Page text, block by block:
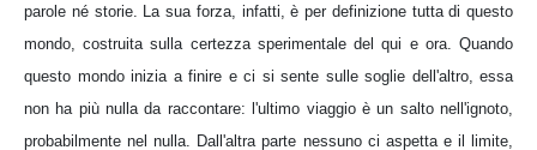
parole né storie. La sua forza, infatti, è per definizione tutta di questo
mondo, costruita sulla certezza sperimentale del qui e ora. Quando
questo mondo inizia a finire e ci si sente sulle soglie dell'altro, essa
non ha più nulla da raccontare: l'ultimo viaggio è un salto nell'ignoto,
probabilmente nel nulla. Dall'altra parte nessuno ci aspetta e il limite,